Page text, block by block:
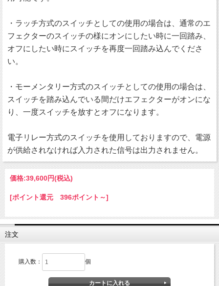
・ラッチ方式のスイッチとしての使用の場合は、通常のエ
フェクターのスイッチの様にオンにしたい時に一回踏み、
オフにしたい時にスイッチを再度一回踏み込んでくださ
い。
・モーメンタリー方式のスイッチとしての使用の場合は、
スイッチを踏み込んでいる間だけエフェクターがオンにな
り、一度スイッチを放すとオフになります。
電子リレー方式のスイッチを使用しておりますので、電源
が供給されなければ入力された信号は出力されません。
価格:39,600円(税込)
[ポイント還元 396ポイント～]
注文
購入数： 個